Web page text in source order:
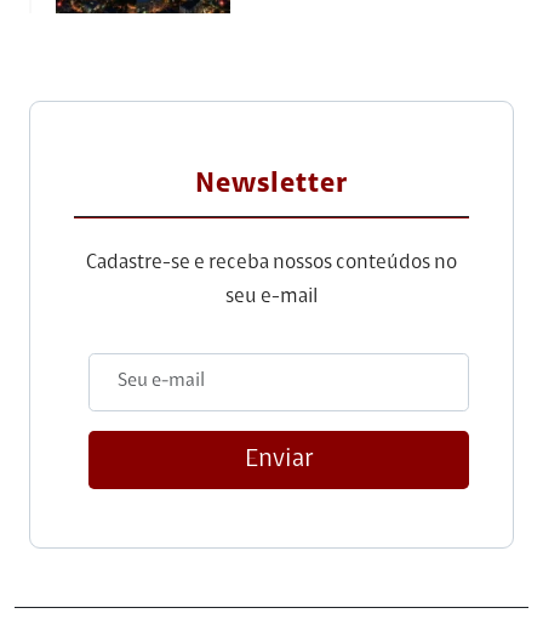
Newsletter
Cadastre-se e receba nossos conteúdos no
seu e-mail
Enviar